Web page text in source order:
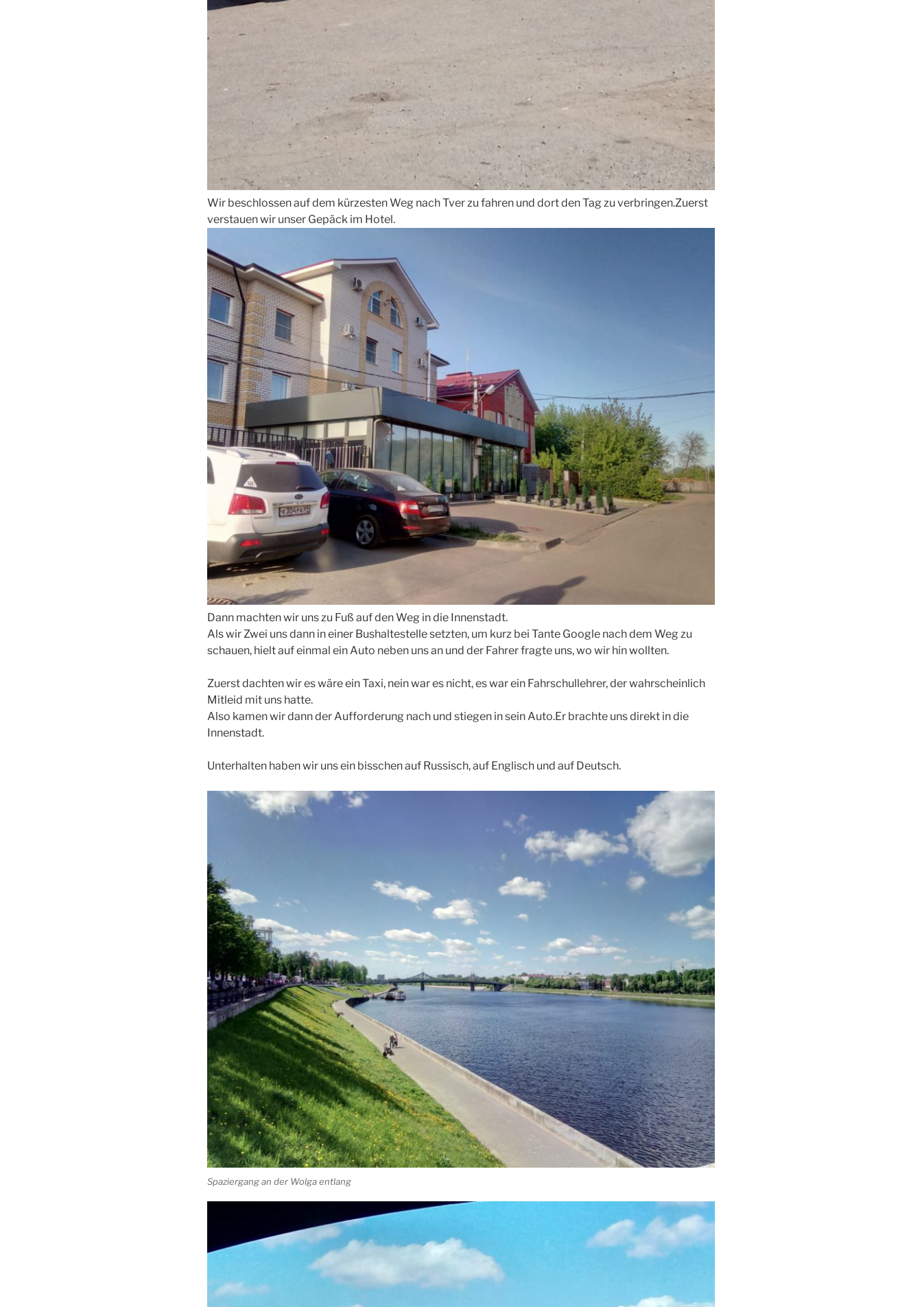
Wir beschlossen auf dem kürzesten Weg nach Tver zu fahren und dort den Tag zu verbringen.Zuerst
verstauen wir unser Gepäck im Hotel.
Dann machten wir uns zu Fuß auf den Weg in die Innenstadt.
Als wir Zwei uns dann in einer Bushaltestelle setzten, um kurz bei Tante Google nach dem Weg zu
schauen, hielt auf einmal ein Auto neben uns an und der Fahrer fragte uns, wo wir hin wollten.
Zuerst dachten wir es wäre ein Taxi, nein war es nicht, es war ein Fahrschullehrer, der wahrscheinlich
Mitleid mit uns hatte.
Also kamen wir dann der Aufforderung nach und stiegen in sein Auto.Er brachte uns direkt in die
Innenstadt.
Unterhalten haben wir uns ein bisschen auf Russisch, auf Englisch und auf Deutsch.
Spaziergang an der Wolga entlang